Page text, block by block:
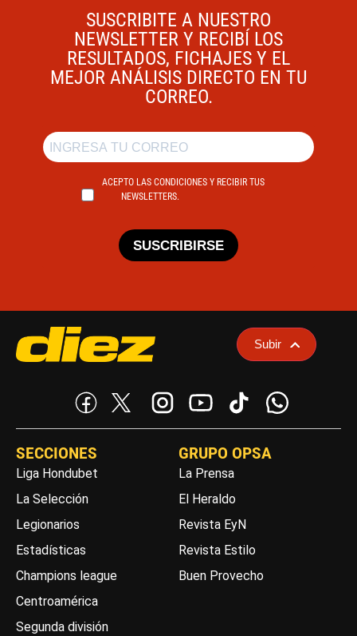
SUSCRIBITE A NUESTRO
NEWSLETTER Y RECIBÍ LOS
RESULTADOS, FICHAJES Y EL
MEJOR ANÁLISIS DIRECTO EN TU
CORREO.
ACEPTO LAS CONDICIONES Y RECIBIR TUS
NEWSLETTERS.
SUSCRIBIRSE
Subir
SECCIONES
Liga Hondubet
La Selección
Legionarios
Estadísticas
Champions league
Centroamérica
Segunda división
GRUPO OPSA
La Prensa
El Heraldo
Revista EyN
Revista Estilo
Buen Provecho